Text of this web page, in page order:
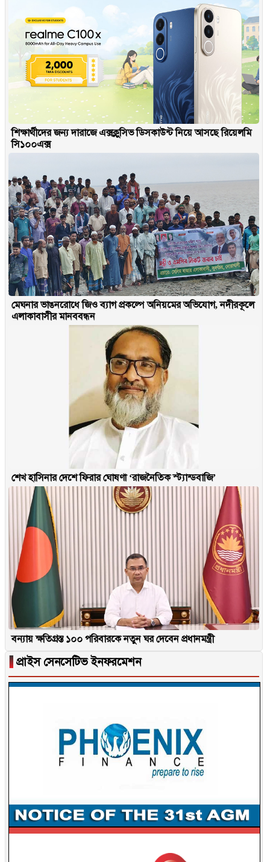
শিক্ষার্থীদের জন্য দারাজে এক্সক্লুসিভ ডিসকাউন্ট নিয়ে আসছে রিয়েলমি
সি১০০এক্স
মেঘনার ভাঙনরোধে জিও ব্যাগ প্রকল্পে অনিয়মের অভিযোগ, নদীরকূলে
এলাকাবাসীর মানববন্ধন
শেখ হাসিনার দেশে ফিরার ঘোষণা ‘রাজনৈতিক স্ট্যান্ডবাজি’
বন্যায় ক্ষতিগ্রস্ত ১০০ পরিবারকে নতুন ঘর দেবেন প্রধানমন্ত্রী
▐ প্রাইস সেনসেটিভ ইনফরমেশন